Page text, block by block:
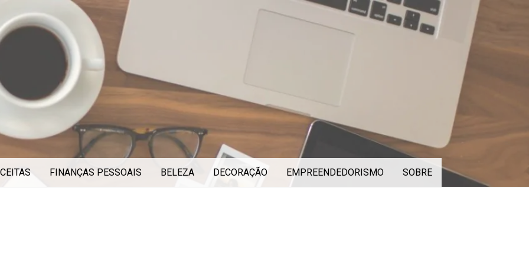
FINANÇAS PESSOAIS BELEZA DECORAÇÃO EMPREENDEDORISMO SOBRE